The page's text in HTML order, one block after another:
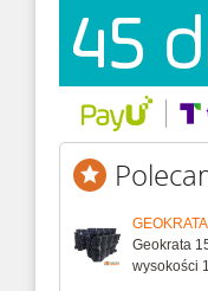
Geokrata
wysokości